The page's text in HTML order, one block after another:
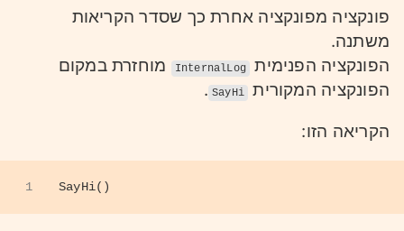
פונקציה מפונקציה אחרת כך שסדר הקריאות
משתנה.
הפונקציה הפנימית
InternalLog
מוחזרת במקום
הפונקציה המקורית
SayHi
.
הקריאה הזו:
1 SayHi()